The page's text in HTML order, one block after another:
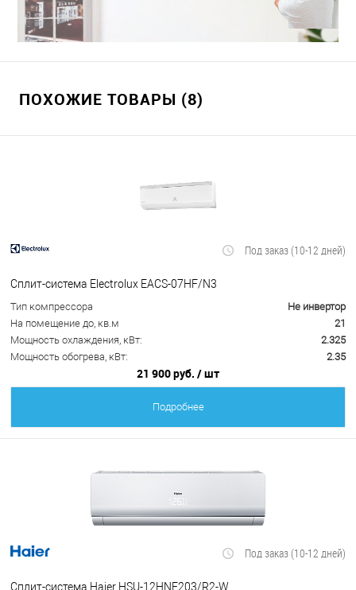
ПОХОЖИЕ ТОВАРЫ (8)
Под заказ (10-12 дней)
Сплит-система Electrolux EACS-07HF/N3
Тип компрессора
Не инвертор
На помещение до, кв.м
21
Мощность охлаждения, кВт:
2.325
Мощность обогрева, кВт:
2.35
21 900 руб. / шт
Подробнее
Под заказ (10-12 дней)
Сплит-система Haier HSU-12HNF203/R2-W